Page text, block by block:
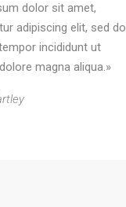
dolor sit amet,
adipiscing elit, sed do
incididunt ut
magna aliqua.»